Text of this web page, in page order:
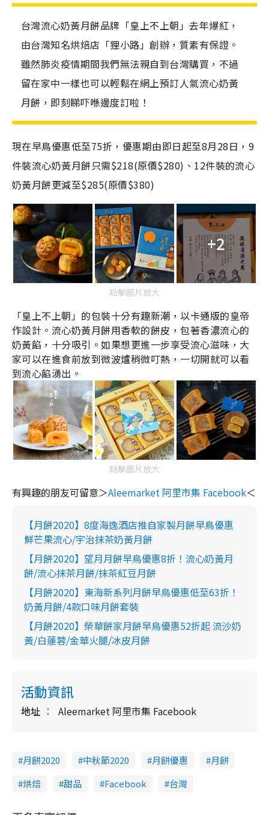
台灣流心奶黃月餅品牌「皇上不上朝」去年爆紅，
由台灣知名烘焙店「狸小路」創辦，質素有保證。
雖然肺炎疫情期間我們無法親自到台灣購買，不過
留在家中一樣也可以輕鬆在網上預訂人氣流心奶黃
月餅，即刻睇吓喺邊度訂啦！
現在早鳥優惠低至75折，優惠期由即日起至8月28日， 9
件裝流心奶黃月餅只需$218(原價$280)、 12件裝的流心
奶黃月餅更減至$285(原價$380)
+2
點擊圖片放大
「皇上不上朝」的包裝十分有趣新潮，以卡通版的皇帝
作設計。流心奶黃月餅用香軟的餅皮，包著香濃流心的
奶黃餡，十分吸引。如果想更進一步享受流心滋味，大
家可以在進食前放到微波爐稍微叮熱，一切開就可以看
到流心餡湧出。
點擊圖片放大
有興趣的朋友可留意＞Aleemarket 阿里市集 Facebook＜
【月餅2020】8度海逸酒店推自家製月餅早鳥優惠
鮮芒果流心/宇治抹茶奶黃月餅
【月餅2020】望月月餅早鳥優惠8折！流心奶黃月
餅/流心抹茶月餅/抹茶紅豆月餅
【月餅2020】東海新系列月餅早鳥優惠低至63折！
奶黃月餅/4款口味月餅套裝
【月餅2020】榮華餅家月餅早鳥優惠52折起 流沙奶
黃/白蓮蓉/金華火腿/冰皮月餅
活動資訊
地址 Aleemarket 阿里市集 Facebook
月餅2020 中秋節2020 月餅優惠
月餅
烘焙
甜品 Facebook 台灣